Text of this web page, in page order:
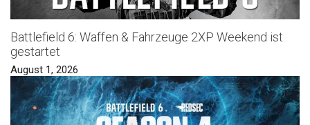
Battlefield 6: Waffen & Fahrzeuge 2XP Weekend ist
gestartet
August 1, 2026